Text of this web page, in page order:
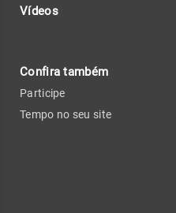
Vídeos
Confira também
Participe
Tempo no seu site